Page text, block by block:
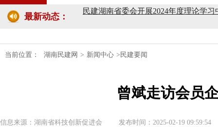
最新动态： 民建湖南省第十届委员会内部监督委
民建湖南省十届十次常委会议召开
当前位置： 湖南民建网 > 新闻中心 >民建要闻
曾斌走访会员
信息来源：湖南省科技创新促进会 发布时间：2025-02-19 09:59:54